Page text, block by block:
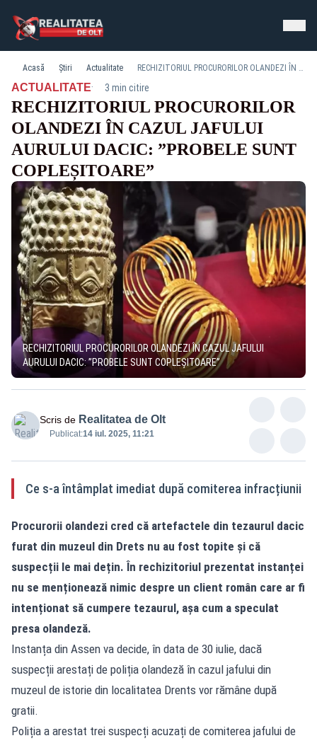
Acasă Știri Actualitate RECHIZITORIUL PROCURORILOR OLANDEZI ÎN CAZUL JAFULUI AURULUI DACIC: ”PROBELE SUNT COPLEȘITOARE”
ACTUALITATE· 3 min citire
RECHIZITORIUL PROCURORILOR
OLANDEZI ÎN CAZUL JAFULUI
AURULUI DACIC: ”PROBELE SUNT
COPLEȘITOARE”
RECHIZITORIUL PROCURORILOR OLANDEZI ÎN CAZUL JAFULUI
AURULUI DACIC: ”PROBELE SUNT COPLEȘITOARE”
Scris de Realitatea de Olt
Publicat:14 iul. 2025, 11:21
Ce s-a întâmplat imediat după comiterea infracțiunii
Procurorii olandezi cred că artefactele din tezaurul dacic
furat din muzeul din Drets nu au fost topite și că
suspecții le mai dețin. În rechizitoriul prezentat instanței
nu se menționează nimic despre un client român care ar fi
intenționat să cumpere tezaurul, așa cum a speculat
presa olandeză.
Instanța din Assen va decide, în data de 30 iulie, dacă
suspecții arestați de poliția olandeză în cazul jafului din
muzeul de istorie din localitatea Drents vor rămâne după
gratii.
Poliția a arestat trei suspecți acuzați de comiterea jafului de